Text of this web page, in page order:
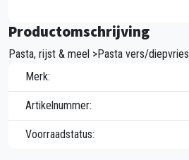
Productomschrijving
Pasta, rijst & meel >Pasta vers/diepvries
Merk:
Artikelnummer:
Voorraadstatus: